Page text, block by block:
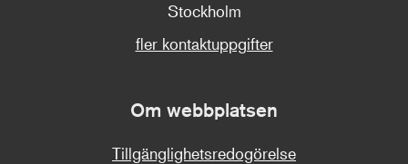
Stockholm
fler kontaktuppgifter
Om webbplatsen
Tillgänglighetsredogörelse